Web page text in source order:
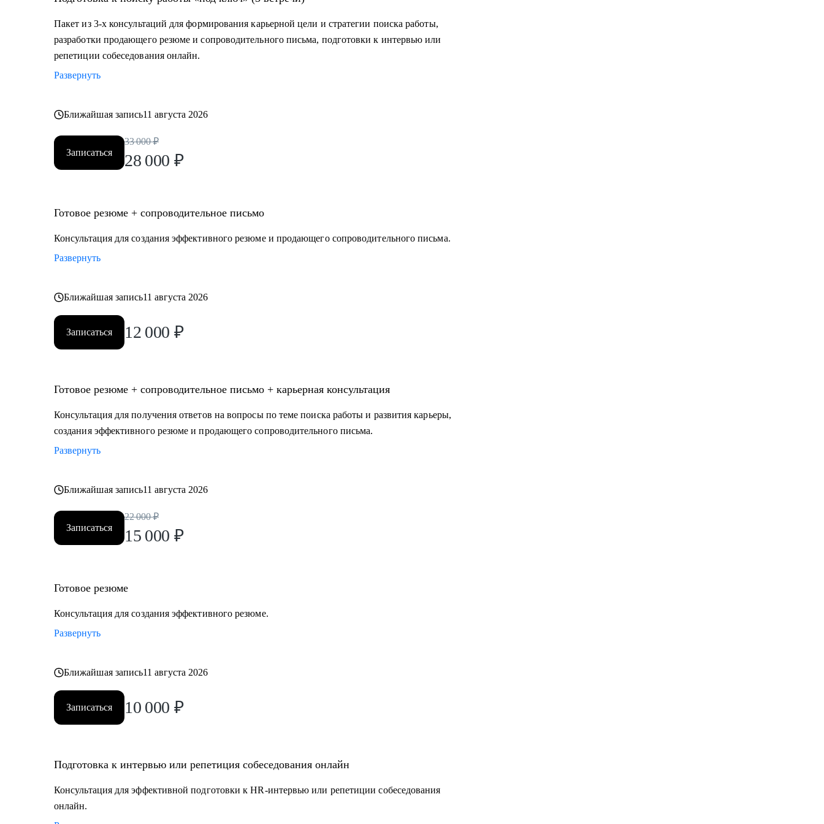
декрета, возраст 45+ и др.)
Кому могу помочь:
Топ-менеджерам, руководителям и экспертам из отраслей:
• закупки, cнабжение, логистика, ВЭД;
• административное управление;
Пакет из 3-х консультаций для формирования карьерной цели и стратегии поиска работы,
разработки продающего резюме и сопроводительного письма, подготовки к интервью или
репетиции собеседования онлайн.
Развернуть
Ближайшая запись11 августа 2026
Записаться
33 000 ₽
28 000 ₽
Готовое резюме + сопроводительное письмо
Консультация для создания эффективного резюме и продающего сопроводительного письма.
Развернуть
Ближайшая запись11 августа 2026
Записаться 12 000 ₽
Готовое резюме + сопроводительное письмо + карьерная консультация
Консультация для получения ответов на вопросы по теме поиска работы и развития карьеры,
создания эффективного резюме и продающего сопроводительного письма.
Развернуть
Ближайшая запись11 августа 2026
Записаться
22 000 ₽
15 000 ₽
Готовое резюме
Консультация для создания эффективного резюме.
Развернуть
Ближайшая запись11 августа 2026
Записаться 10 000 ₽
Подготовка к интервью или репетиция собеседования онлайн
Консультация для эффективной подготовки к HR-интервью или репетиции собеседования
онлайн.